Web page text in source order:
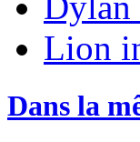
Lion
Dans la